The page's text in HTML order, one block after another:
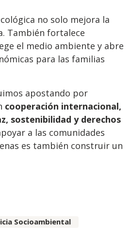
no solo mejora la
También fortalece
el medio ambiente y abre
para las familias
apostando por
cooperación internacional,
sostenibilidad y derechos
a las comunidades
es también construir un
Socioambiental